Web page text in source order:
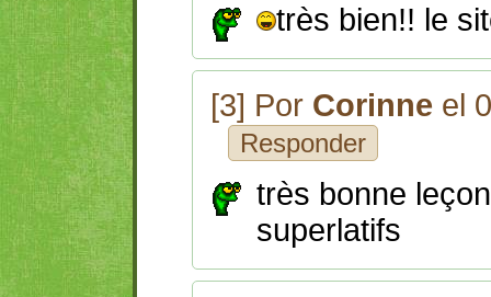
très bien!! le
[3] Por Corinne el
Responder
très bonne
superlatifs